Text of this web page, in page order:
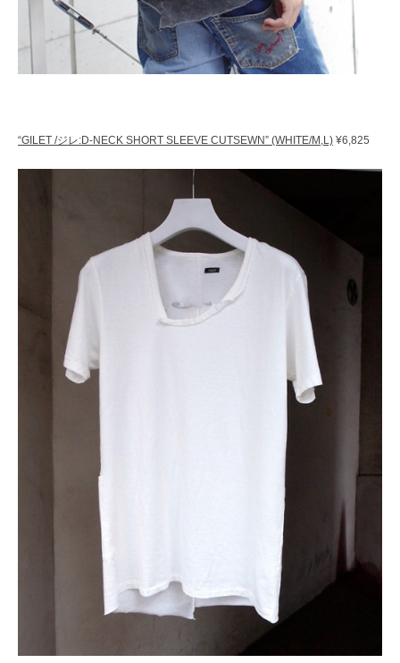
“GILET /ジレ:D-NECK SHORT SLEEVE CUTSEWN” (WHITE/M,L) ¥6,825